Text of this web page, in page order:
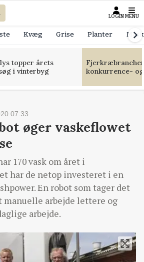
LOGIN MENU
Kvæg Grise Planter
topper årets
i vinterbyg
konkurrence-
07:33
øger vaskeflowet
170 vask om året i
har de netop investeret i en
En robot som tager det
manuelle arbejde lettere og
arbejde.